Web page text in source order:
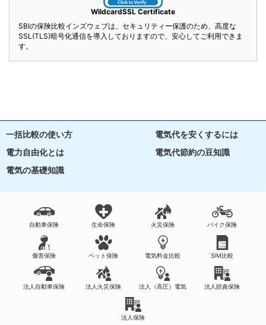
WildcardSSL Certificate
SBIの保険比較インズウェブは、セキュリティー保護のため、高度な
SSL(TLS)暗号化通信を導入しておりますので、安心してご利用できま
す。
一括比較の使い方
電気代を安くするには
電力自由化とは
電気代節約の豆知識
電気の基礎知識
自動車保険 生命保険 火災保険 バイク保険
傷害保険 ペット保険 電気料金比較 SIM比較
法人自動車保険 法人火災保険 法人（高圧）電気 法人賠責保険
法人保険